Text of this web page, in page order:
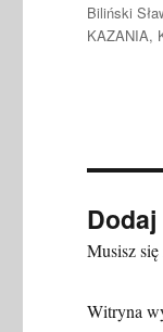
Kategorie
Biliński
KAZANIA,
Musisz się
Witryna